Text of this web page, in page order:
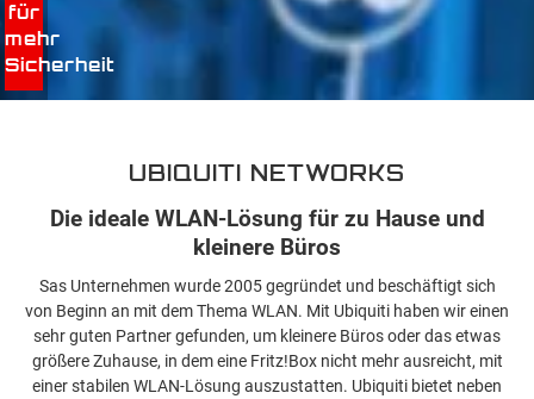
für
mehr
Sicherheit
UBIQUITI NETWORKS
Die ideale WLAN-Lösung für zu Hause und
kleinere Büros
Sas Unternehmen wurde 2005 gegründet und beschäftigt sich
von Beginn an mit dem Thema WLAN. Mit Ubiquiti haben wir einen
sehr guten Partner gefunden, um kleinere Büros oder das etwas
größere Zuhause, in dem eine Fritz!Box nicht mehr ausreicht, mit
einer stabilen WLAN-Lösung auszustatten. Ubiquiti bietet neben